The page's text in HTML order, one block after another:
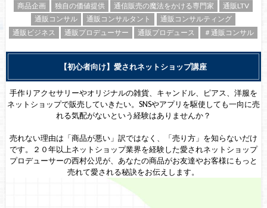
商品企画
独自の価値提供 通信販売の魔法をかける専門家
通販LTV
通販コンサル
通販コンサルタント
通販コンサルティング
通販ビジネス
通販プロデューサー 通販プロデュース ＃通販コンサル
【初心者向け】愛されネットショップ講座
手作りアクセサリーやオリジナルの雑貨、キャンドル、ピアス、洋服を
ネットショップで販売していきたい。SNSやアプリを駆使しても一向に売
れる気配がないという経験はありませんか？
売れない理由は「商品が悪い」訳ではなく、「売り方」を知らないだけ
です。２０年以上ネットショップ業界を経験した愛されネットショップ
プロデューサーの西村公児が、あなたの商品がお友達やお客様にもっと
売れて愛される秘訣をお伝えします。